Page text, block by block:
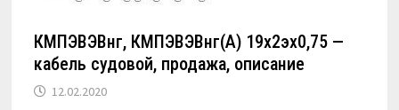
КМПЭВЭВнг, КМПЭВЭВнг(А) 19х2эх0,75 —
кабель судовой, продажа, описание
12.02.2020